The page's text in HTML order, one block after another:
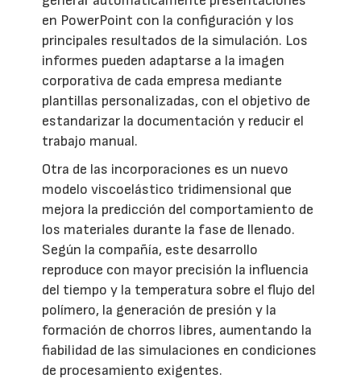
en PowerPoint con la configuración y los
principales resultados de la simulación. Los
informes pueden adaptarse a la imagen
corporativa de cada empresa mediante
plantillas personalizadas, con el objetivo de
estandarizar la documentación y reducir el
trabajo manual.
Otra de las incorporaciones es un nuevo
modelo viscoelástico tridimensional que
mejora la predicción del comportamiento de
los materiales durante la fase de llenado.
Según la compañía, este desarrollo
reproduce con mayor precisión la influencia
del tiempo y la temperatura sobre el flujo del
polímero, la generación de presión y la
formación de chorros libres, aumentando la
fiabilidad de las simulaciones en condiciones
de procesamiento exigentes.